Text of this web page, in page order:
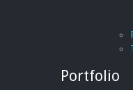
Portfolio